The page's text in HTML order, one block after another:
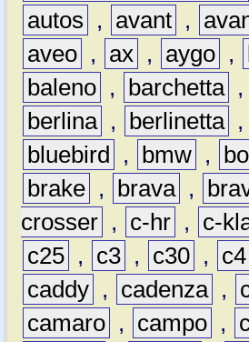
autos
, avant ,
aveo , ax , aygo ,
baleno , barchetta ,
berlina , berlinetta ,
bluebird
, bmw ,
brake , brava ,
crosser , c-hr , c-
c25 , c3 , c30 , c4
caddy , cadenza ,
camaro , campo ,